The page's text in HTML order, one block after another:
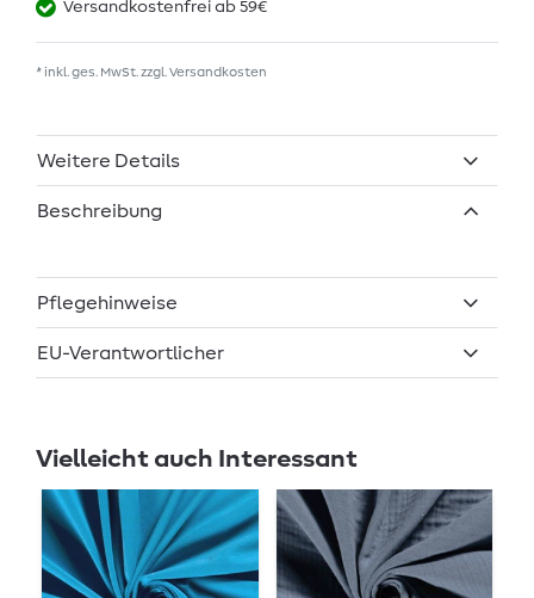
Versandkostenfrei ab 59€
* inkl. ges. MwSt. zzgl.Versandkosten
Weitere Details
Beschreibung
Pflegehinweise
EU-Verantwortlicher
Vielleicht auch Interessant